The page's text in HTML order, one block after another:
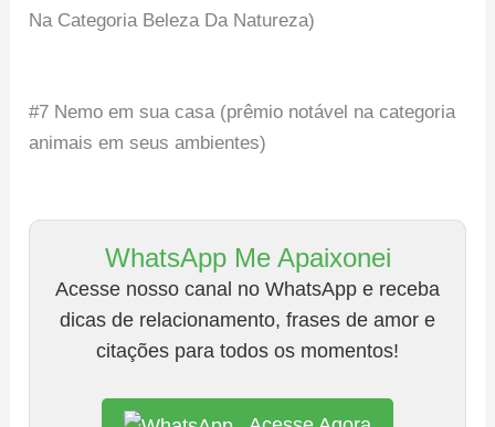
Na Categoria Beleza Da Natureza)
#7 Nemo em sua casa (prêmio notável na categoria
animais em seus ambientes)
WhatsApp Me Apaixonei
Acesse nosso canal no WhatsApp e receba
dicas de relacionamento, frases de amor e
citações para todos os momentos!